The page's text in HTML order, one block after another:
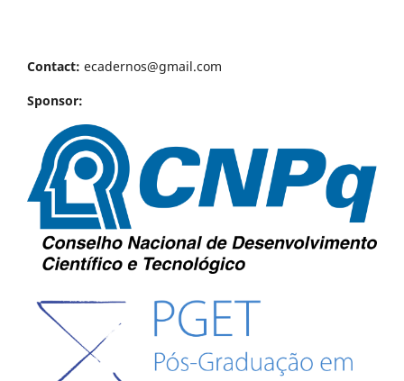
Contact: ecadernos@gmail.com
Sponsor: